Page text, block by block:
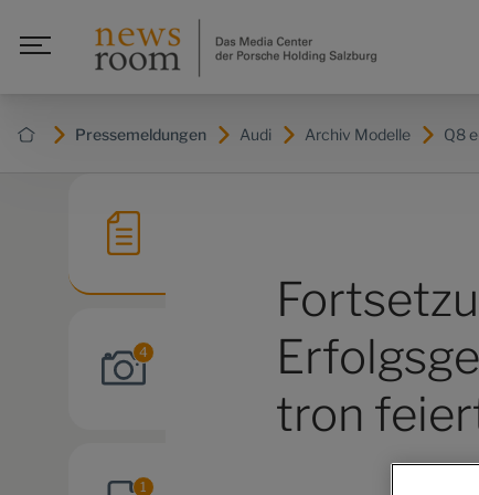
Pressemeldungen Audi Archiv Modelle Q8
4
1
tron